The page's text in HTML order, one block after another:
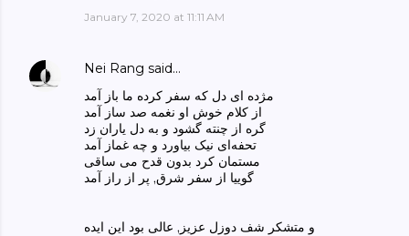
January 7, 2020 at 11:11 AM
Nei Rang said…
مژده ای دل که سفر کرده ما باز آمد
از کلام خوش او نغمه صد ساز آمد
گره از چنته گشود و به دل یاران زد
تحفه‌ای نیک بیاورد و چه غماز آمد
مستمان کرد بدون قدح می ساقی
گوییا از سفر شرق, پر از راز آمد
و متشکر شف دوزل عزیز, عالی بود این ایده